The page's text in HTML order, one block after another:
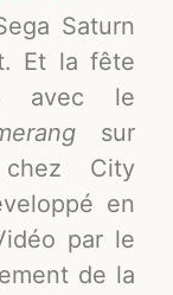
Saturn
Et la fête
avec le
sur
City
en
par le
de la